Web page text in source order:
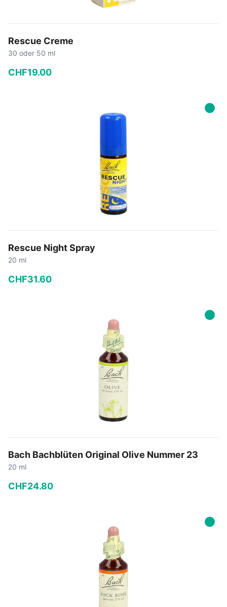
Rescue Creme
30 oder 50 ml
CHF19.00
In den Warenkorb
Rescue Night Spray
20 ml
CHF31.60
In den Warenkorb
Bach Bachblüten Original Olive Nummer 23
20 ml
CHF24.80
In den Warenkorb